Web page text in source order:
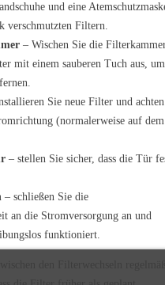
und eine
verschmutzten Filtern.
– Wischen Sie die
mit einem sauberen Tuch aus, um
Sie neue Filter und
(normalerweise auf dem
– stellen Sie sicher, dass die Tür
– schließen Sie die
an die Stromversorgung an und
funktioniert.